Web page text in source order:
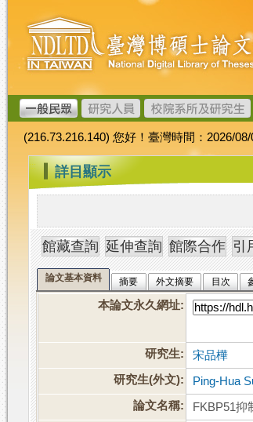
跳
到
主
要
內
容
臺
灣
博
碩
士
論
文
加
值
系
統
(216.73.216.140) 您好！臺灣時間：2026/08/
::: 詳目顯示
論文基本資料 摘要 外文摘要 目次
本論文永久網址:
研究生:
宋品樺
研究生(外文):
Ping-Hua
論文名稱:
FKBP51抑